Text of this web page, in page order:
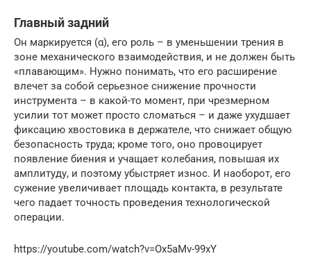
Главный задний
Он маркируется (α), его роль – в уменьшении трения в
зоне механического взаимодействия, и не должен быть
«плавающим». Нужно понимать, что его расширение
влечет за собой серьезное снижение прочности
инструмента – в какой-то момент, при чрезмерном
усилии тот может просто сломаться – и даже ухудшает
фиксацию хвостовика в держателе, что снижает общую
безопасность труда; кроме того, оно провоцирует
появление биения и учащает колебания, повышая их
амплитуду, и поэтому убыстряет износ. И наоборот, его
сужение увеличивает площадь контакта, в результате
чего падает точность проведения технологической
операции.
https://youtube.com/watch?v=Ox5aMv-99xY